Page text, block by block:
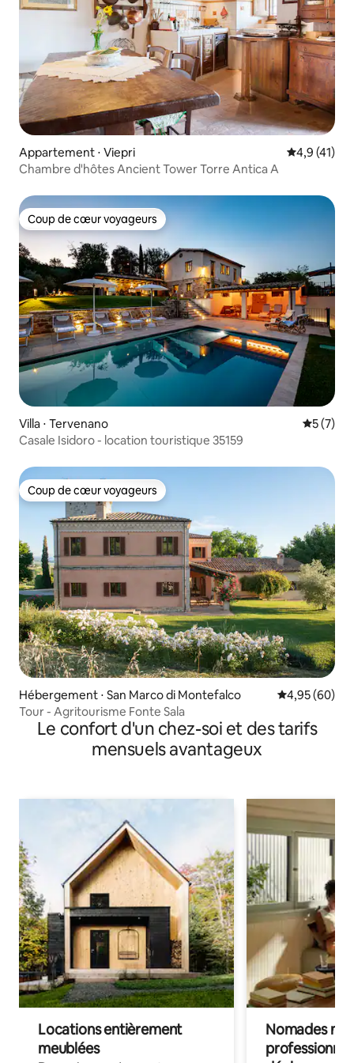
Appartement ⋅ Viepri Évaluation
4,9 (41)
Chambre d'hôtes Ancient Tower Torre Antica A
Coup de cœur voyageurs
Coup de cœur voyageurs
Villa ⋅ Tervenano
5 (7)
Casale Isidoro - location touristique 35159
Coup de cœur voyageurs
Coup de cœur voyageurs
Hébergement ⋅ San Marco di Montefalco Évaluation
4,95 (60)
Tour - Agritourisme Fonte Sala
Le confort d'un chez-soi et des tarifs
mensuels avantageux
Locations entièrement
meublées
Nomades